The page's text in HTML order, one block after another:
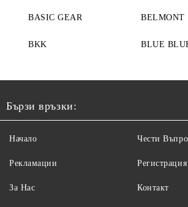
BASIC GEAR BELMONT
BKK BLUE
Бързи връзки:
Начало
Рекламации
За Нас
Чести
Регистрация
Контакт